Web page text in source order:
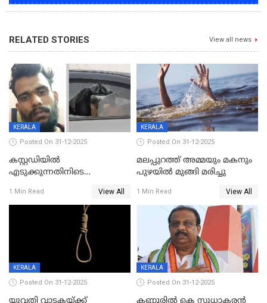
RELATED STORIES View all news
KERALA
Posted On 31-12-2025
കസ്റ്റഡിയിൽ
എടുക്കുന്നതിനിടെ
വധശ്രമക്കേസ് പ്രതി പിടിയിൽ
1 Min Read View All
KERALA
Posted On 31-12-2025
മലപ്പുറത്ത് അമ്മയും മകനും
പുഴയിൽ മുങ്ങി മരിച്ചു
1 Min Read View All
KERALA
Posted On 31-12-2025
KERALA
Posted On 31-12-2025